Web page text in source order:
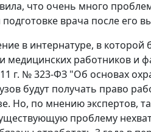
что очень много
врача после его
в интернатуре, в
медицинских работников и
г. № 323-ФЗ "Об основах
будут получать право
Но, по мнению экспертов,
проблему